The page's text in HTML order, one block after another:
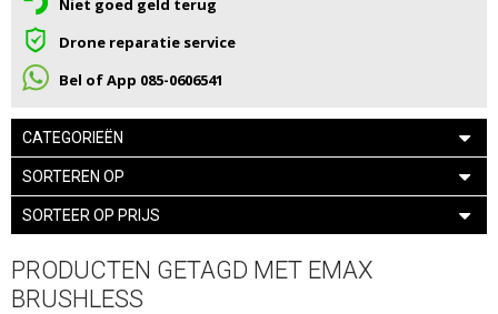
Niet goed geld terug
Drone reparatie service
Bel of App 085-0606541
CATEGORIEËN
SORTEREN OP
SORTEER OP PRIJS
PRODUCTEN GETAGD MET EMAX
BRUSHLESS